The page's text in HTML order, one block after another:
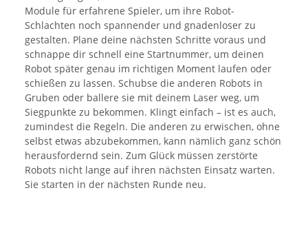
Module für erfahrene Spieler, um ihre Robot-
Schlachten noch spannender und gnadenloser zu
gestalten. Plane deine nächsten Schritte voraus und
schnappe dir schnell eine Startnummer, um deinen
Robot später genau im richtigen Moment laufen oder
schießen zu lassen. Schubse die anderen Robots in
Gruben oder ballere sie mit deinem Laser weg, um
Siegpunkte zu bekommen. Klingt einfach – ist es auch,
zumindest die Regeln. Die anderen zu erwischen, ohne
selbst etwas abzubekommen, kann nämlich ganz schön
herausfordernd sein. Zum Glück müssen zerstörte
Robots nicht lange auf ihren nächsten Einsatz warten.
Sie starten in der nächsten Runde neu.